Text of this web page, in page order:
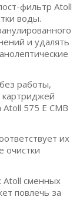
фильтр Atoll
воды.
и удалять
работы,
575 E CMB
их
очистки
Atoll сменных
повлечь за